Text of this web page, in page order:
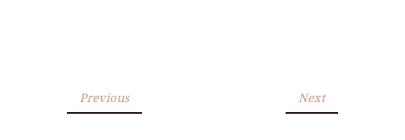
Previous Next